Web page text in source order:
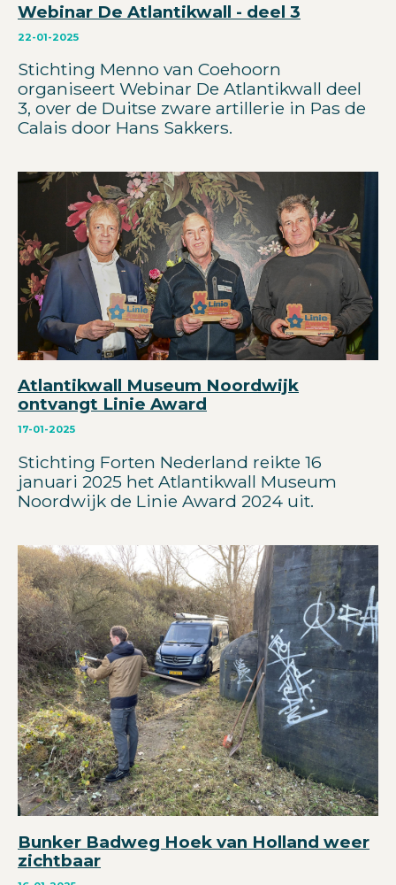
Webinar De Atlantikwall - deel 3
22-01-2025
Stichting Menno van Coehoorn
organiseert Webinar De Atlantikwall deel
3, over de Duitse zware artillerie in Pas de
Calais door Hans Sakkers.
Atlantikwall Museum Noordwijk
ontvangt Linie Award
17-01-2025
Stichting Forten Nederland reikte 16
januari 2025 het Atlantikwall Museum
Noordwijk de Linie Award 2024 uit.
Bunker Badweg Hoek van Holland weer
zichtbaar